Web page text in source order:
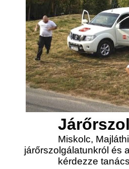
Miskolc,
járőrszolgálatunkról és
kérdezze